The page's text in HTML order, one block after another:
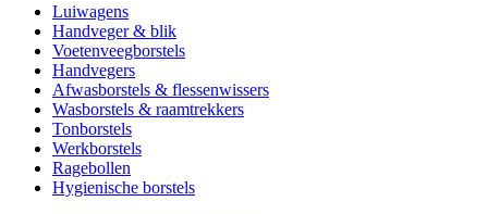
Luiwagens
Handveger & blik
Voetenveegborstels
Handvegers
Afwasborstels & flessenwissers
Wasborstels & raamtrekkers
Tonborstels
Werkborstels
Ragebollen
Hygienische borstels